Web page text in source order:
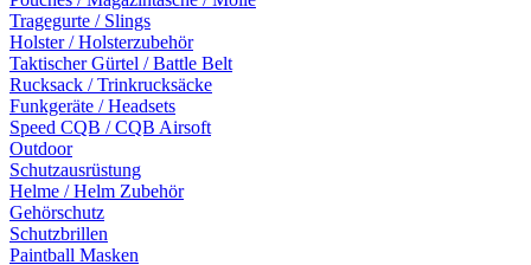
Tragegurte / Slings
Holster / Holsterzubehör
Taktischer Gürtel / Battle Belt
Rucksack / Trinkrucksäcke
Funkgeräte / Headsets
Speed CQB / CQB Airsoft
Outdoor
Schutzausrüstung
Helme / Helm Zubehör
Gehörschutz
Schutzbrillen
Paintball Masken